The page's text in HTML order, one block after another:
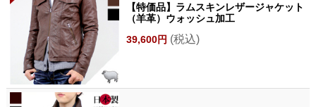
【特価品】ラムスキンレザージャケット
（羊革）ウォッシュ加工
39,600円 (税込)